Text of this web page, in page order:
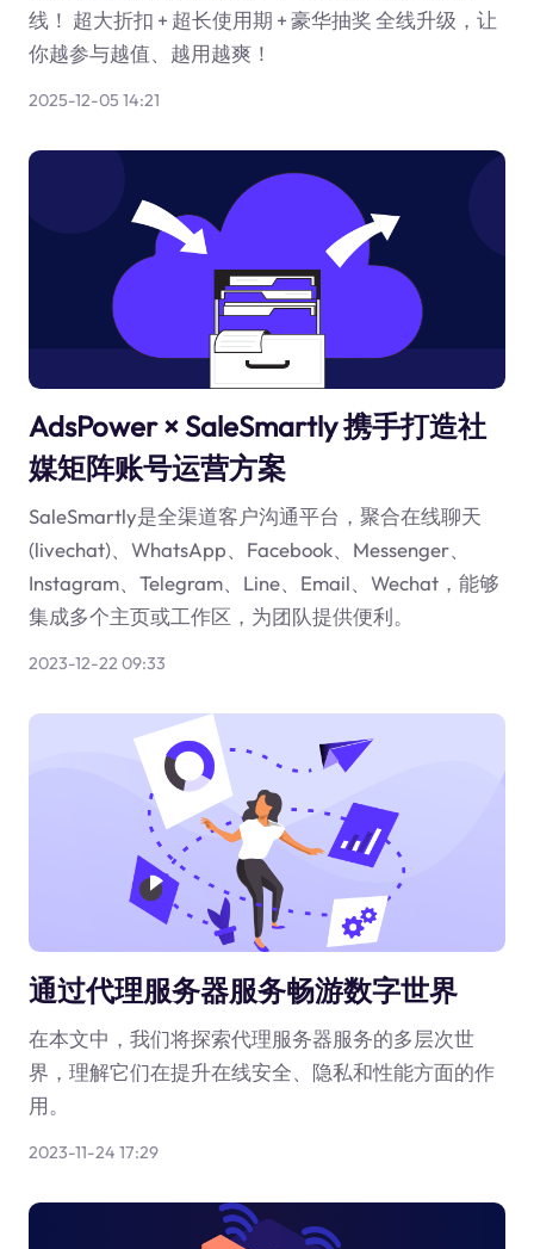
线！ 超大折扣 + 超长使用期 + 豪华抽奖 全线升级，让
你越参与越值、越用越爽！
2025-12-05 14:21
AdsPower × SaleSmartly 携手打造社
媒矩阵账号运营方案
SaleSmartly是全渠道客户沟通平台，聚合在线聊天
(livechat)、WhatsApp、Facebook、Messenger、
Instagram、Telegram、Line、Email、Wechat，能够
集成多个主页或工作区，为团队提供便利。
2023-12-22 09:33
通过代理服务器服务畅游数字世界
在本文中，我们将探索代理服务器服务的多层次世
界，理解它们在提升在线安全、隐私和性能方面的作
用。
2023-11-24 17:29